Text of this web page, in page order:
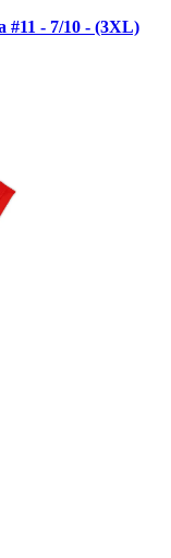
#11 - 7/10 - (3XL)